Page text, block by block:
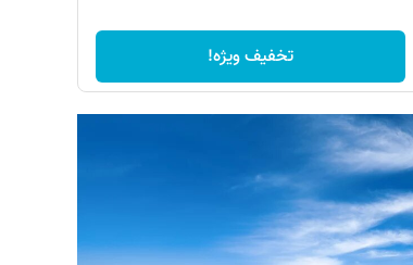
تخفیف ویژه!